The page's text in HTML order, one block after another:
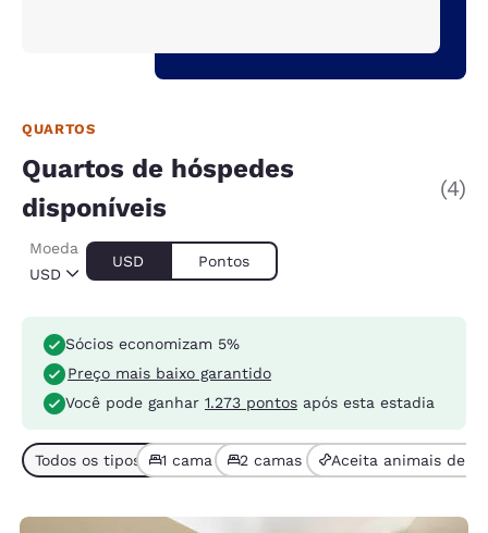
QUARTOS
Quartos de hóspedes
disponíveis
(4)
USD
Moeda
USD Pontos
Sócios economizam 5%
Preço mais baixo garantido
Você pode ganhar 1.273 pontos após esta estadia
Todos os tipos de quarto (4)
1 cama (1) 2 camas ou mais (3)Aceita animais de